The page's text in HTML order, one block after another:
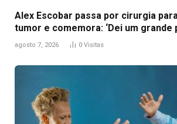
Alex Escobar passa por cirurgia
tumor e comemora: ‘Dei um grande
agosto 7, 2026 0 Visitas